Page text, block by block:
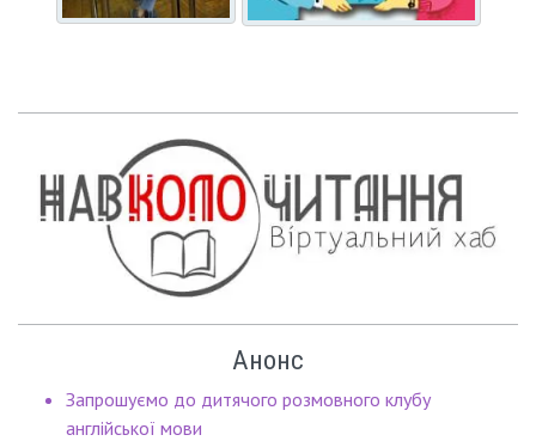
Анонс
Запрошуємо до дитячого розмовного клубу
англійської мови